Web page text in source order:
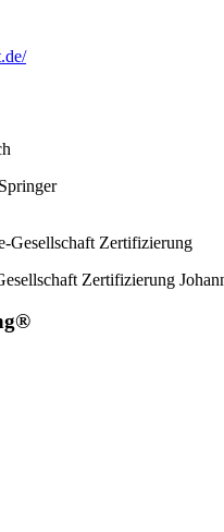
Zertifizierung